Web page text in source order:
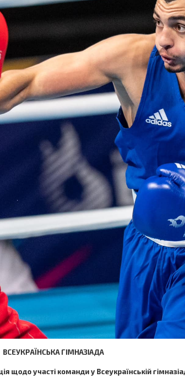
ВСЕУКРАЇНСЬКА ГІМНАЗІАДА
щодо участі команди у Всеукраїнській